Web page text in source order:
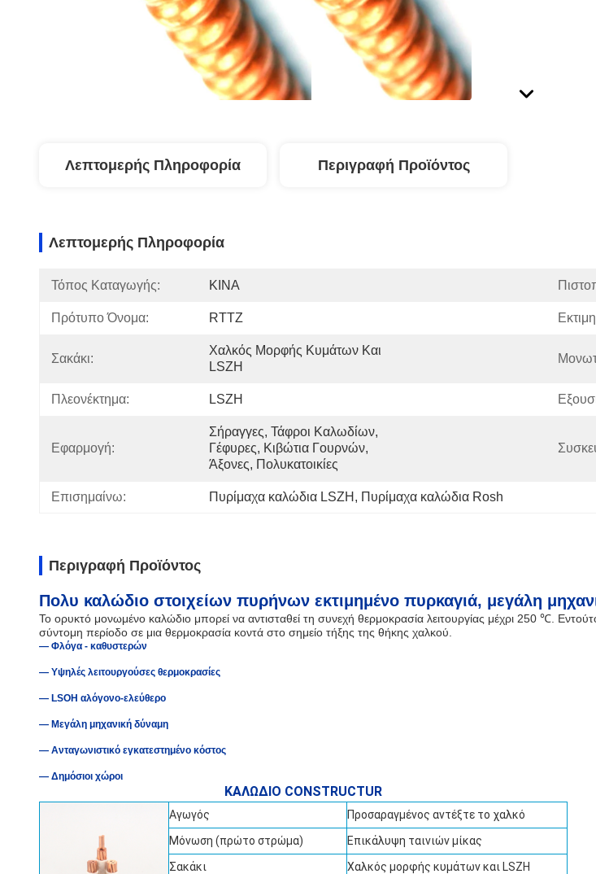
Λεπτομερής Πληροφορία Περιγραφή Προϊόντος
Λεπτομερής Πληροφορία
Τόπος Καταγωγής: ΚΙΝΑ
Πρότυπο Όνομα: RTTZ
Σακάκι:
Χαλκός Μορφής Κυμάτων Και
LSZH
Πλεονέκτημα: LSZH
Εφαρμογή:
Σήραγγες, Τάφροι Καλωδίων,
Γέφυρες, Κιβώτια Γουρνών,
Άξονες, Πολυκατοικίες
Επισημαίνω: Πυρίμαχα καλώδια LSZH , Πυρίμαχα καλώδια Rosh
Περιγραφή Προϊόντος
Πολυ καλώδιο στοιχείων πυρήνων εκτιμημένο πυρκαγιά, μεγάλη
Το ορυκτό μονωμένο καλώδιο μπορεί να αντισταθεί τη συνεχή θερμοκρασία λειτουργίας μέχρι 250 ℃.
σύντομη περίοδο σε μια θερμοκρασία κοντά στο σημείο τήξης της θήκης χαλκού.
— Φλόγα - καθυστερών
— Υψηλές λειτουργούσες θερμοκρασίες
— LSOH αλόγονο-ελεύθερο
— Μεγάλη μηχανική δύναμη
— Ανταγωνιστικό εγκατεστημένο κόστος
— Δημόσιοι χώροι
ΚΑΛΩΔΙΟ CONSTRUCTUR
Αγωγός
Προσαραγμένος αντέξτε το χαλκό
Μόνωση (πρώτο στρώμα)
Επικάλυψη ταινιών μίκας
Σακάκι
Χαλκός μορφής κυμάτων και LSZH